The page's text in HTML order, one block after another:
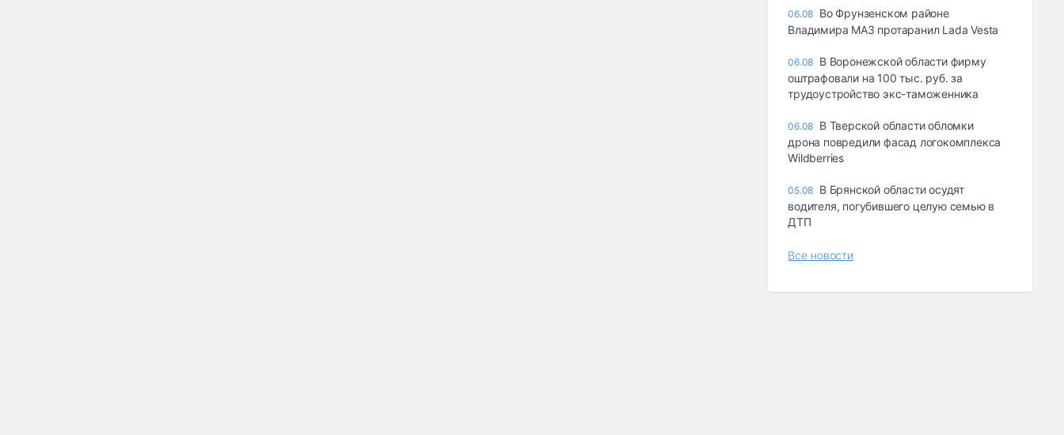
06.08 Во Фрунзенском районе
Владимира МАЗ протаранил Lada Vesta
06.08 В Воронежской области фирму
оштрафовали на 100 тыс. руб. за
трудоустройство экс-таможенника
06.08 В Тверской области обломки
дрона повредили фасад логокомплекса
Wildberries
05.08 В Брянской области осудят
водителя, погубившего целую семью в
ДТП
Все новости